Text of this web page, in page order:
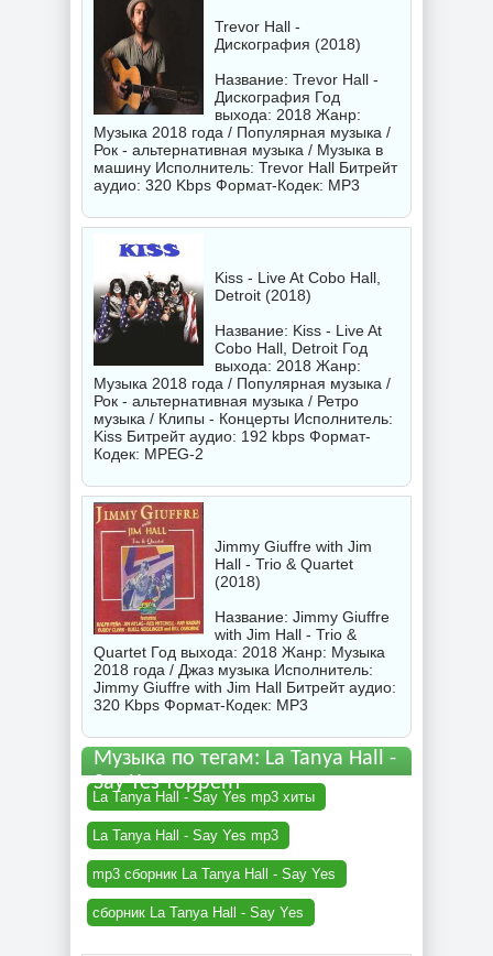
Trevor Hall -
Дискография (2018)
Название: Trevor Hall -
Дискография Год
выхода: 2018 Жанр:
Музыка 2018 года / Популярная музыка /
Рок - альтернативная музыка / Музыка в
машину Исполнитель: Trevor Hall Битрейт
аудио: 320 Kbps Формат-Кодек: MP3
Kiss - Live At Cobo Hall,
Detroit (2018)
Название: Kiss - Live At
Cobo Hall, Detroit Год
выхода: 2018 Жанр:
Музыка 2018 года / Популярная музыка /
Рок - альтернативная музыка / Ретро
музыка / Клипы - Концерты Исполнитель:
Kiss Битрейт аудио: 192 kbps Формат-
Кодек: MPEG-2
Jimmy Giuffre with Jim
Hall - Trio & Quartet
(2018)
Название: Jimmy Giuffre
with Jim Hall - Trio &
Quartet Год выхода: 2018 Жанр: Музыка
2018 года / Джаз музыка Исполнитель:
Jimmy Giuffre with Jim Hall Битрейт аудио:
320 Kbps Формат-Кодек: MP3
Музыка по тегам: La Tanya Hall -
Say Yes торрент
La Tanya Hall - Say Yes mp3 хиты
La Tanya Hall - Say Yes mp3
mp3 сборник La Tanya Hall - Say Yes
сборник La Tanya Hall - Say Yes